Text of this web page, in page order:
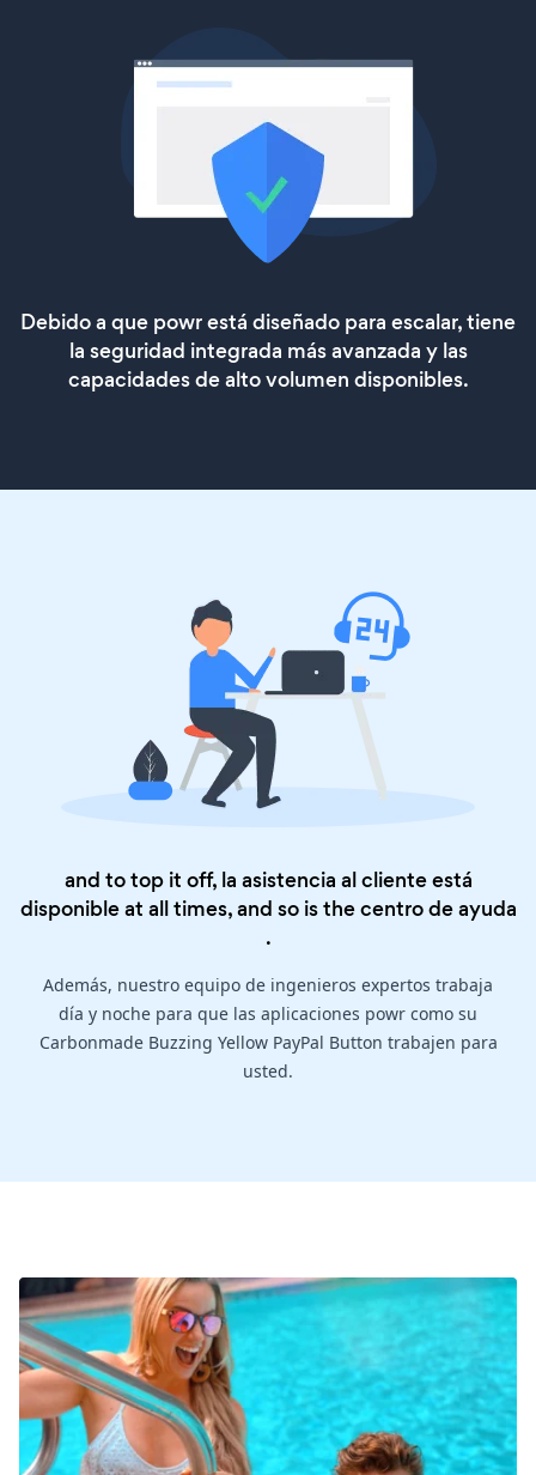
Debido a que powr está diseñado para escalar, tiene
la seguridad integrada más avanzada y las
capacidades de alto volumen disponibles.
and to top it off, la asistencia al cliente está
disponible at all times, and so is thecentro de ayuda
.
Además, nuestro equipo de ingenieros expertos trabaja
día y noche para que las aplicaciones powr como su
Carbonmade Buzzing Yellow PayPal Button trabajen para
usted.